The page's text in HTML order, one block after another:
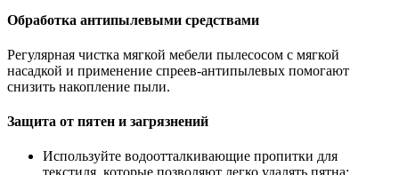
Обработка антипылевыми средствами
Регулярная чистка мягкой мебели пылесосом с мягкой
насадкой и применение спреев-антипылевых помогают
снизить накопление пыли.
Защита от пятен и загрязнений
Используйте водоотталкивающие пропитки для